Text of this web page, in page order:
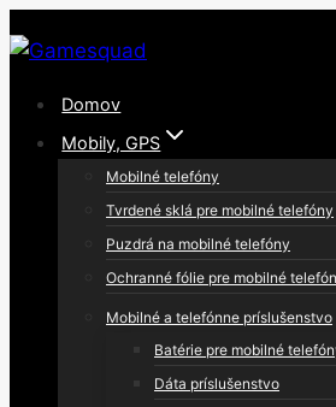
to
Domov
Mobily, GPS
Mobilné telefóny
Tvrdené sklá pre mobilné telefóny
Puzdrá na mobilné telefóny
Ochranné fólie pre mobilné
Mobilné a telefónne príslušenstvo
Batérie pre mobilné
Dáta príslušenstvo